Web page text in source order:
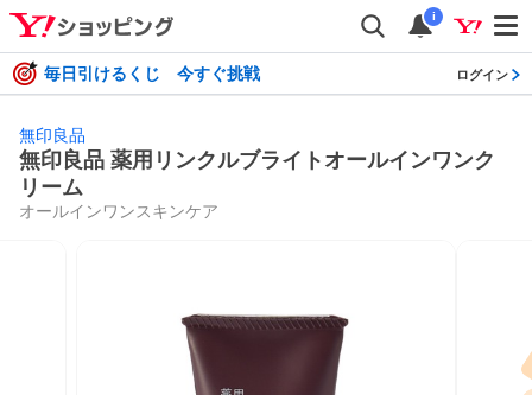
i
毎日引けるくじ 今すぐ挑戦 ログイン
無印良品
無印良品 薬用リンクルブライトオールインワンク
リーム
オールインワンスキンケア